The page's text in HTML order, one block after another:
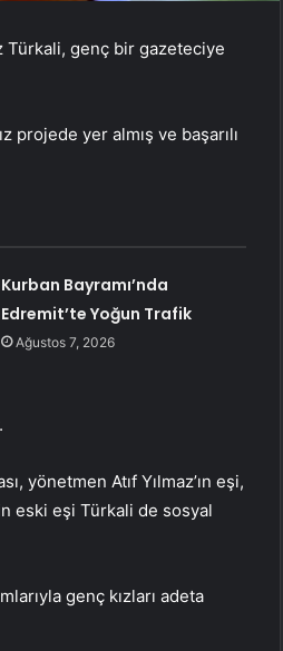
Türkali, genç bir gazeteciye
projede yer almış ve başarılı
Kurban Bayramı’nda
Edremit’te Yoğun Trafik
Ağustos 7, 2026
yönetmen Atıf Yılmaz’ın eşi,
eski eşi Türkali de sosyal
genç kızları adeta